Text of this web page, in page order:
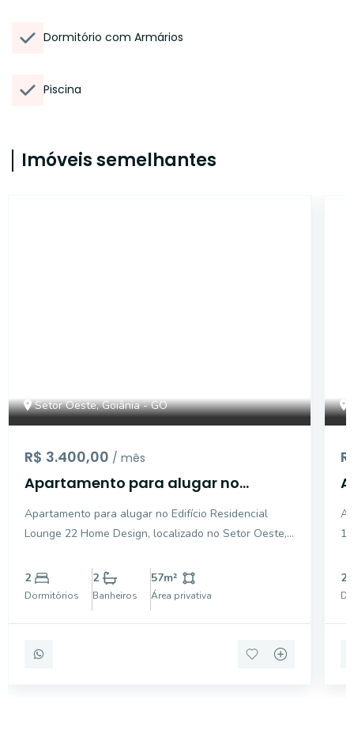
Dormitório com Armários
Piscina
Imóveis semelhantes
Setor Oeste, Goiânia - GO
R$ 3.400,00 / mês
Apartamento para alugar no
Design, localizado no Setor Oeste,
em Goiânia - GO.
Apartamento para alugar no Edifício Residencial
Lounge 22 Home Design, localizado no Setor Oeste,
com ventilação cruzada, localizado no 18º andar.
Possui 2 quartos com armários, sendo 1 suíte com ar-
2
Dormitórios
2
Banheiros
57m²
Área privativa
2